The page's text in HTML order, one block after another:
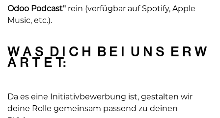
Odoo Podcast" rein (verfügbar auf Spotify, Apple
Music, etc.).
W A S D I C H B E I U N S E R W
A R T E T:
Da es eine Initiativbewerbung ist, gestalten wir
deine Rolle gemeinsam passend zu deinen